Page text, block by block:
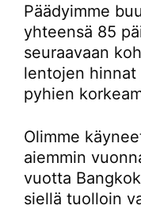
Päädyimme
yhteensä 85
seuraavaan
lentojen hinnat
pyhien
Olimme
aiemmin
vuotta
siellä tuolloin